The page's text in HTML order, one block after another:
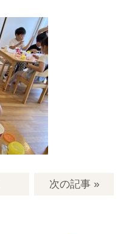
次の記事»